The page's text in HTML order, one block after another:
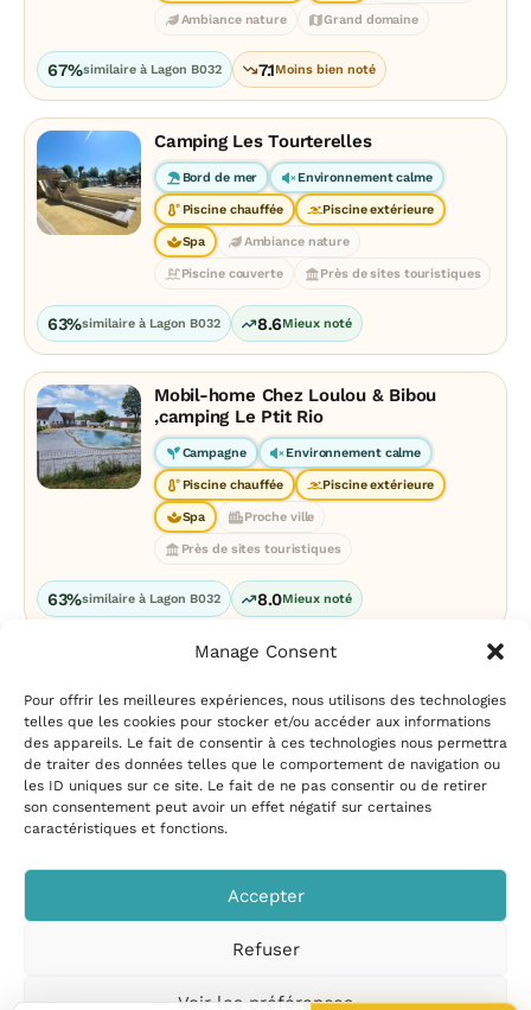
Manage Consent
Pour offrir les meilleures expériences, nous utilisons des technologies
telles que les cookies pour stocker et/ou accéder aux informations
des appareils. Le fait de consentir à ces technologies nous permettra
de traiter des données telles que le comportement de navigation ou
les ID uniques sur ce site. Le fait de ne pas consentir ou de retirer
son consentement peut avoir un effet négatif sur certaines
caractéristiques et fonctions.
Accepter
Refuser
Voir les préférences
Ambiance nature Grand domaine
67%similaire à Lagon B032 7.1Moins bien noté
Camping Les Tourterelles
Bord de mer Environnement calme
Piscine chauffée Piscine extérieure
Spa Ambiance nature
Piscine couverte Près de sites touristiques
63%similaire à Lagon B032 8.6Mieux noté
Mobil-home Chez Loulou & Bibou
,camping Le Ptit Rio
Campagne Environnement calme
Piscine chauffée Piscine extérieure
Spa Proche ville
Près de sites touristiques
63%similaire à Lagon B032 8.0Mieux noté
Mentions légales|Politique
de confidentialité
suggestions|Politique de
cookies